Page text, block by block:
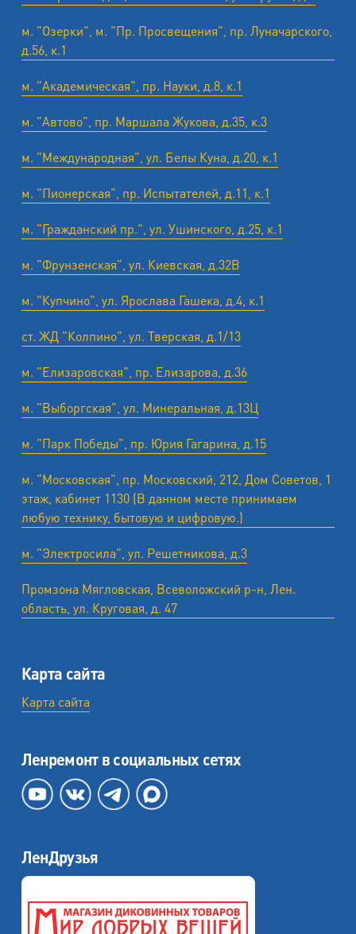
м. "Озерки", м. "Пр. Просвещения", пр. Луначарского,
д.56, к.1
м. "Академическая", пр. Науки, д.8, к.1
м. "Автово", пр. Маршала Жукова, д.35, к.3
м. "Международная", ул. Белы Куна, д.20, к.1
м. "Пионерская", пр. Испытателей, д.11, к.1
м. "Гражданский пр.", ул. Ушинского, д.25, к.1
м. "Фрунзенская", ул. Киевская, д.32В
м. "Купчино", ул. Ярослава Гашека, д.4, к.1
ст. ЖД "Колпино", ул. Тверская, д.1/13
м. "Елизаровская", пр. Елизарова, д.36
м. "Выборгская", ул. Минеральная, д.13Ц
м. "Парк Победы", пр. Юрия Гагарина, д.15
м. "Московская", пр. Московский, 212, Дом Советов, 1
этаж, кабинет 1130 (В данном месте принимаем
любую технику, бытовую и цифровую.)
м. "Электросила", ул. Решетникова, д.3
Промзона Мягловская, Всеволожский р-н, Лен.
область, ул. ​Круговая, д. 47
Карта сайта
Карта сайта
Ленремонт в социальных сетях
ЛенДрузья